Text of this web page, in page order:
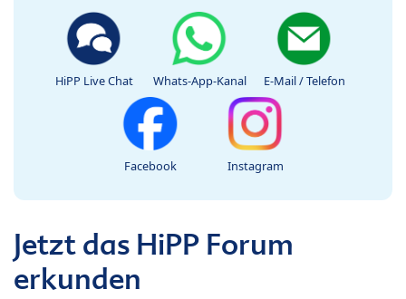
HiPP Live Chat Whats-App-Kanal E-Mail / Telefon
Facebook Instagram
Jetzt das HiPP Forum
erkunden